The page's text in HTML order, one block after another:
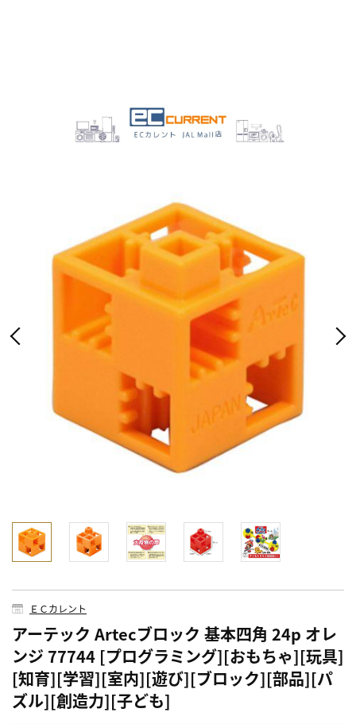
ＥＣカレント
アーテック Artecブロック 基本四角 24p オレ
ンジ 77744 [プログラミング][おもちゃ][玩具]
[知育][学習][室内][遊び][ブロック][部品][パ
ズル][創造力][子ども]